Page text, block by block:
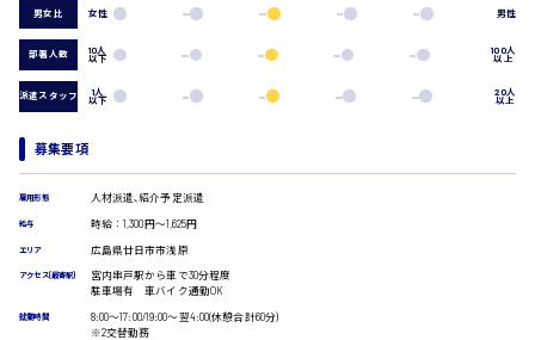
オフィスワーク系
貿易事務
データ入力
コールセンターオペレーター
総務事務
経理事務
受付事務
IT・クリエイティブ系
DTPオペレーター
広島市西区
広島市佐伯区
時給1400円～
男女比 女性 男性
部署人数 10人
以下
100人
以上
派遣スタッフ 1人
以下
20人
以上
募集要項
雇用形態 人材派遣､紹介予定派遣
給与 時給：1,300円～1,625円
エリア 広島県廿日市市浅原
アクセス(最寄駅)
宮内串戸駅から車で30分程度
駐車場有 車バイク通勤OK
就業時間
8:00〜17:00/19:00〜翌4:00(休憩合計60分)
※2交替勤務